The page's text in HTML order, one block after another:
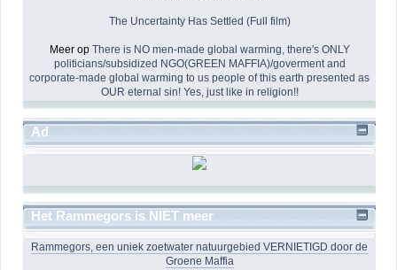
The Uncertainty Has Settled (Full film)
Meer op There is NO men-made global warming, there's ONLY
politicians/subsidized NGO(GREEN MAFFIA)/goverment and
corporate-made global warming to us people of this earth presented as
OUR eternal sin! Yes, just like in religion!!
Ad
Het Rammegors is NIET meer
Rammegors, een uniek zoetwater natuurgebied VERNIETIGD door de
Groene Maffia